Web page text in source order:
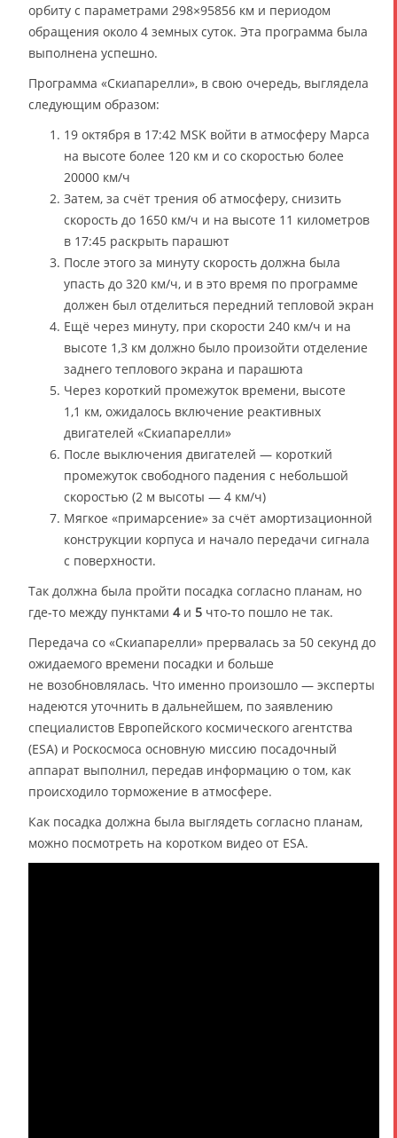
орбиту с параметрами 298×95856 км и периодом
обращения около 4 земных суток. Эта программа была
выполнена успешно.
Программа «Скиапарелли», в свою очередь, выглядела
следующим образом:
19 октября в 17:42 MSK войти в атмосферу Марса
на высоте более 120 км и со скоростью более
20000 км/ч
Затем, за счёт трения об атмосферу, снизить
скорость до 1650 км/ч и на высоте 11 километров
в 17:45 раскрыть парашют
После этого за минуту скорость должна была
упасть до 320 км/ч, и в это время по программе
должен был отделиться передний тепловой экран
Ещё через минуту, при скорости 240 км/ч и на
высоте 1,3 км должно было произойти отделение
заднего теплового экрана и парашюта
Через короткий промежуток времени, высоте
1,1 км, ожидалось включение реактивных
двигателей «Скиапарелли»
После выключения двигателей — короткий
промежуток свободного падения с небольшой
скоростью (2 м высоты — 4 км/ч)
Мягкое «примарсение» за счёт амортизационной
конструкции корпуса и начало передачи сигнала
с поверхности.
Так должна была пройти посадка согласно планам, но
где-то между пунктами 4и 5 что-то пошло не так.
Передача со «Скиапарелли» прервалась за 50 секунд до
ожидаемого времени посадки и больше
не возобновлялась. Что именно произошло — эксперты
надеются уточнить в дальнейшем, по заявлению
специалистов Европейского космического агентства
(ESA) и Роскосмоса основную миссию посадочный
аппарат выполнил, передав информацию о том, как
происходило торможение в атмосфере.
Как посадка должна была выглядеть согласно планам,
можно посмотреть на коротком видео от ESA.